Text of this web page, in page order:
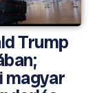
Trump
magyar